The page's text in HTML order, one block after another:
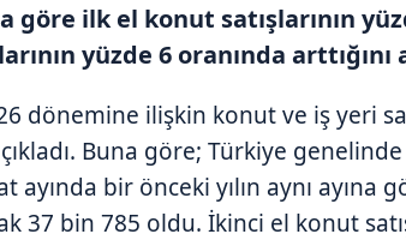
göre ilk el konut satışlarının
yüzde 6 oranında arttığını
dönemine ilişkin konut ve iş yeri
Buna göre; Türkiye
ayında bir önceki yılın aynı ayına
37 bin 785 oldu. İkinci el konut